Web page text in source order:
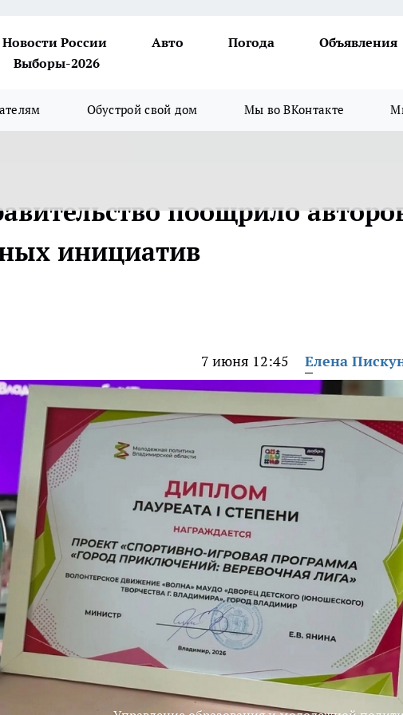
Новости России Авто Погода
Объявления
Выборы-2026
Обустрой свой дом Мы во ВКонтакте
поощрило
инициатив
7 июня 12:45 Елена